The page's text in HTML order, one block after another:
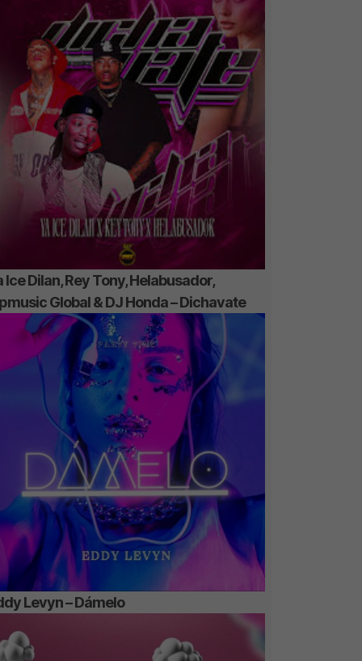
Ice Dilan, Rey Tony, Helabusador,
Global & DJ Honda – Dichavate
Levyn – Dámelo